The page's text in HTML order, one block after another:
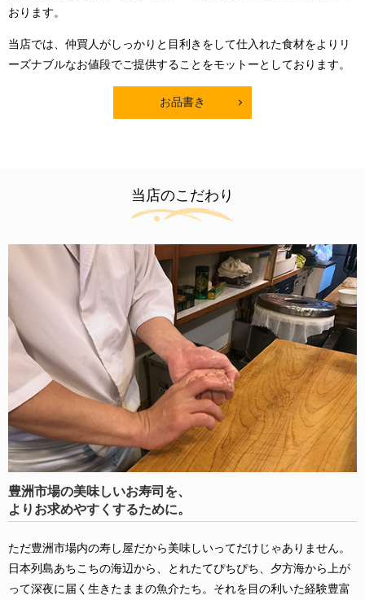
おります。
当店では、仲買人がしっかりと目利きをして仕入れた食材をよりリ
ーズナブルなお値段でご提供することをモットーとしております。
お品書き
当店のこだわり
豊洲市場の美味しいお寿司を、
よりお求めやすくするために。
ただ豊洲市場内の寿し屋だから美味しいってだけじゃありません。
日本列島あちこちの海辺から、とれたてぴちぴち、夕方海から上が
って深夜に届く生きたままの魚介たち。それを目の利いた経験豊富